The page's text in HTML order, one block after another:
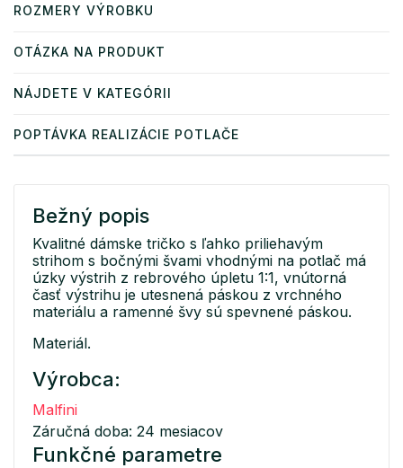
ROZMERY VÝROBKU
OTÁZKA NA PRODUKT
NÁJDETE V KATEGÓRII
POPTÁVKA REALIZÁCIE POTLAČE
Bežný popis
Kvalitné dámske tričko s ľahko priliehavým
strihom s bočnými švami vhodnými na potlač má
úzky výstrih z rebrového úpletu 1:1, vnútorná
časť výstrihu je utesnená páskou z vrchného
materiálu a ramenné švy sú spevnené páskou.
Materiál.
Výrobca:
Malfini
Záručná doba: 24 mesiacov
Funkčné parametre